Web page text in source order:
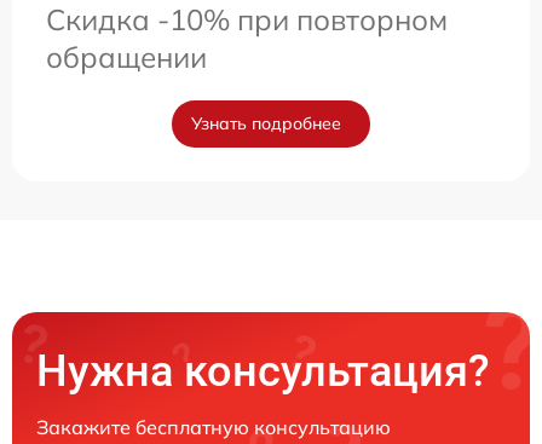
Скидка -10% при повторном
обращении
Узнать подробнее
Нужна консультация?
Закажите бесплатную консультацию